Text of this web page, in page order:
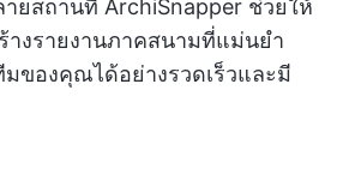
ยสถานที่ ArchiSnapper ช่วยให้
งรายงานภาคสนามที่แม่นยำ
ของคุณได้อย่างรวดเร็วและมี